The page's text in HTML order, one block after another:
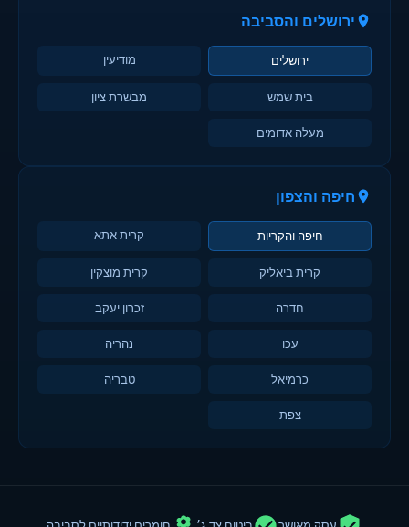
ירושלים והסביבה
ירושלים מודיעין
בית שמש מבשרת ציון
מעלה אדומים
חיפה והצפון
חיפה והקריות קרית אתא
קרית ביאליק קרית מוצקין
חדרה זכרון יעקב
עכו נהריה
כרמיאל טבריה
צפת